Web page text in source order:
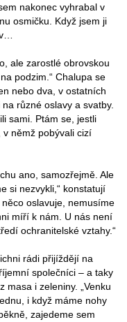
nakonec vyhrabal v
osmičku. Když jsem ji
ale zarostlé obrovskou
podzim.“ Chalupa se
nebo dva, v ostatních
různé oslavy a svatby.
sami. Ptám se, jestli
němž pobývali cizí
ano, samozřejmě. Ale
si nezvykli,“ konstatují
něco oslavuje, nemusíme
míří k nám. U nás není
ochranitelské vztahy.“
rádi přijíždějí na
společníci – a taky
masa i zeleniny. „Venku
i když máme nohy
zajedeme sem